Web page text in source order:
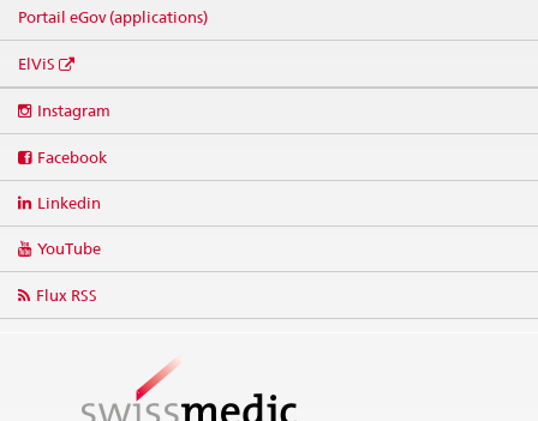
Portail eGov (applications)
ElViS
media
Instagram
Facebook
Linkedin
YouTube
Flux RSS